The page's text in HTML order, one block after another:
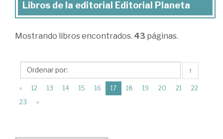
Libros
la
Editorial
Planeta
Libros de la editorial Editorial Planeta
Mostrando libros encontrados. 43 páginas.
↑
« 12 13 14 15 16 17(current)
18 19 20 21
22
23
»